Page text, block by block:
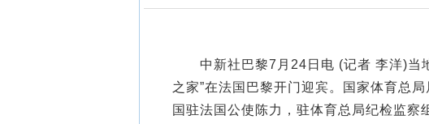
中新社巴黎7月24日电 (记者 李洋)当
之家”在法国巴黎开门迎宾。国家体育总
国驻法国公使陈力，驻体育总局纪检监察